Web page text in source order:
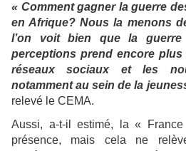
« Comment gagner la guerre
en Afrique? Nous la menons
l’on voit bien que la
perceptions prend encore plus
réseaux sociaux et les
notamment au sein de la
relevé le CEMA.
Aussi, a-t-il estimé, la «
présence, mais cela ne